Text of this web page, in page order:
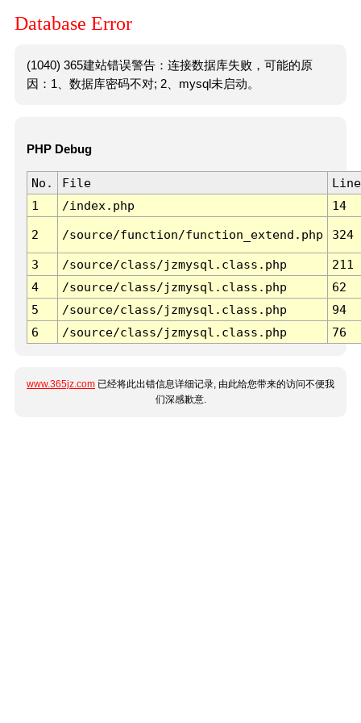
Database Error
(1040) 365建站错误警告：连接数据库失败，可能的原
因：1、数据库密码不对; 2、mysql未启动。
PHP Debug
No. File
Line
1
/index.php 14
2 /source/function/function_extend.php 324
3 /source/class/jzmysql.class.php
211
4
/source/class/jzmysql.class.php
62
5
/source/class/jzmysql.class.php
94
6
/source/class/jzmysql.class.php 76
www.365jz.com 已经将此出错信息详细记录, 由此给您带来的访问不便我
们深感歉意.